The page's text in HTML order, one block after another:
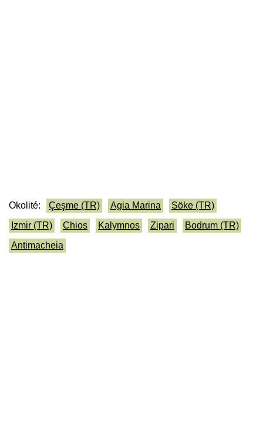
Okolité: Çeşme (TR) Agia Marina
Söke (TR)
Izmir (TR)
Chios Kalymnos Zipari
Bodrum (TR)
Antimacheia